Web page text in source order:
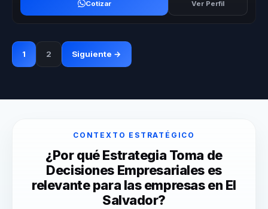
Cotizar Ver Perfil
1 2 Siguiente →
CONTEXTO ESTRATÉGICO
¿Por qué Estrategia Toma de
Decisiones Empresariales es
relevante para las empresas en El
Salvador?